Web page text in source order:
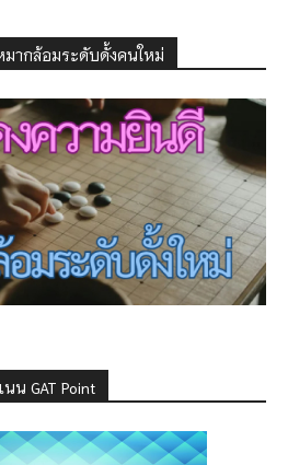
ากล้อมระดับดั้งคนใหม่
น GAT Point